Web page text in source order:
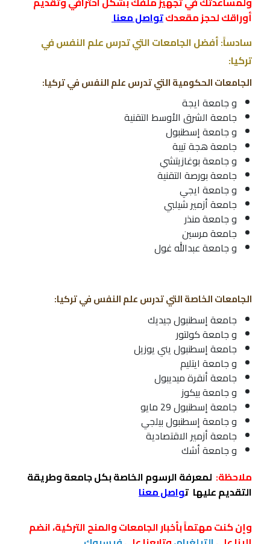
أوراقك لحجز مقعدكتواصل معنا
سادساً: أفضل الجامعات التي تدرس علم النفس في
تركيا:
الجامعات الحكومية التي تدرس علم النفس في تركيا:
و جامعة ايجة
جامعة الشرق الأوسط التقنية
و جامعة إسطنبول
جامعة هجة تيبة
و جامعة بوغازيتشي
جامعة بورصة التقنية
و جامعة ايجي
جامعة أزمير شيلبي
و جامعة منذر
جامعة مرسين
و جامعة عبدالله غول
الجامعات الخاصة التي تدرس علم النفس في تركيا:
جامعة إسطنبول جيديك
و جامعة كولتور
جامعة إسطنبول يني يوزيل
و جامعة ايتليم
جامعة أنقرة ميديبول
و جامعة بيكوز
جامعة إسطنبول 29 مايو
و جامعة إسطنبول بيلجي
جامعة أزمير الاقتصادية
و جامعة أشك
ملاحظة: لمعرفة الرسوم الخاصة بكل جامعة وطريقة
التقديم عليها تواصل معنا
وإن كنت مهتماً بأخبار الجامعات والمنح التركية، انضم